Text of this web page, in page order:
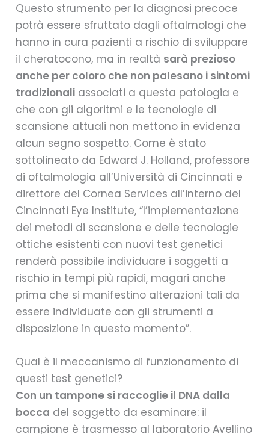
Questo strumento per la diagnosi precoce
potrà essere sfruttato dagli oftalmologi che
hanno in cura pazienti a rischio di sviluppare
il cheratocono, ma in realtà sarà prezioso
anche per coloro che non palesano i sintomi
tradizionali associati a questa patologia e
che con gli algoritmi e le tecnologie di
scansione attuali non mettono in evidenza
alcun segno sospetto. Come è stato
sottolineato da Edward J. Holland, professore
di oftalmologia all’Università di Cincinnati e
direttore del Cornea Services all’interno del
Cincinnati Eye Institute, “l’implementazione
dei metodi di scansione e delle tecnologie
ottiche esistenti con nuovi test genetici
renderà possibile individuare i soggetti a
rischio in tempi più rapidi, magari anche
prima che si manifestino alterazioni tali da
essere individuate con gli strumenti a
disposizione in questo momento”.
Qual è il meccanismo di funzionamento di
questi test genetici?
Con un tampone si raccoglie il DNA dalla
bocca del soggetto da esaminare: il
campione è trasmesso al laboratorio Avellino